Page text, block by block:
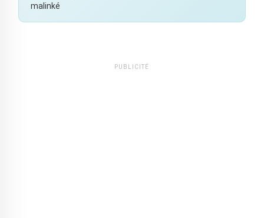
malinké
PUBLICITÉ